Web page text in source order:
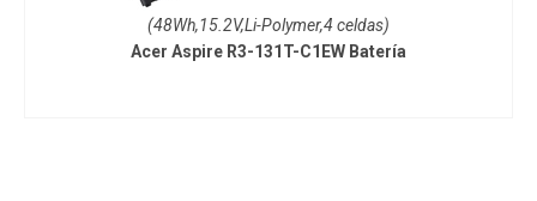
(48Wh,15.2V,Li-Polymer,4 celdas)
Acer Aspire R3-131T-C1EW Batería